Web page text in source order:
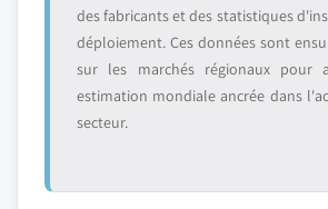
des fabricants et des statistiques
déploiement. Ces données sont
sur les marchés régionaux pour
estimation mondiale ancrée dans
secteur.